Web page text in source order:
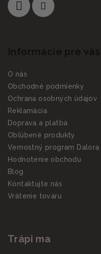
Informácie pre vás
O nás
Obchodné podmienky
Ochrana osobných údajov
Reklamácia
Doprava a platba
Obľúbené produkty
Vernostný program Dalora
Hodnotenie obchodu
Blog
Kontaktujte nás
Vrátenie tovaru
Trápi ma